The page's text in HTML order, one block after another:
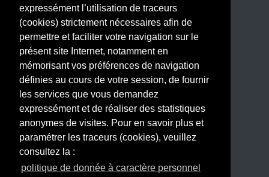
expressément l’utilisation de traceurs
(cookies) strictement nécessaires afin de
permettre et faciliter votre navigation sur le
présent site Internet, notamment en
mémorisant vos préférences de navigation
définies au cours de votre session, de fournir
les services que vous demandez
expressément et de réaliser des statistiques
anonymes de visites. Pour en savoir plus et
paramétrer les traceurs (cookies), veuillez
consultez la :
politique de donnée à caractère personnel
Politique de données personnelles
Mentions légales
Nous suivre